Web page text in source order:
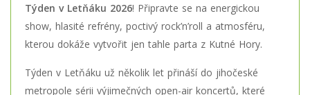
Týden v Letňáku 2026! Připravte se na energickou
show, hlasité refrény, poctivý rock’n’roll a atmosféru,
kterou dokáže vytvořit jen tahle parta z Kutné Hory.
Týden v Letňáku už několik let přináší do jihočeské
metropole sérii výjimečných open-air koncertů, které